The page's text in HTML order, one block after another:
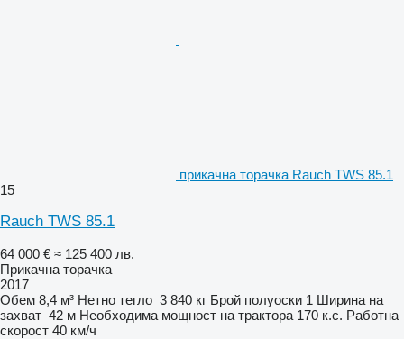
прикачна торачка Rauch TWS 85.1
15
Rauch TWS 85.1
64 000 € ≈ 125 400 лв.
Прикачна торачка
2017
Обем 8,4 м³ Нетно тегло 3 840 кг Брой полуоски 1 Ширина на
захват 42 м Необходима мощност на трактора 170 к.с. Работна
скорост 40 км/ч